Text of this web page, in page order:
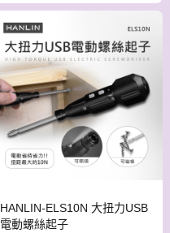
HANLIN-ELS10N 大扭力USB
電動螺絲起子